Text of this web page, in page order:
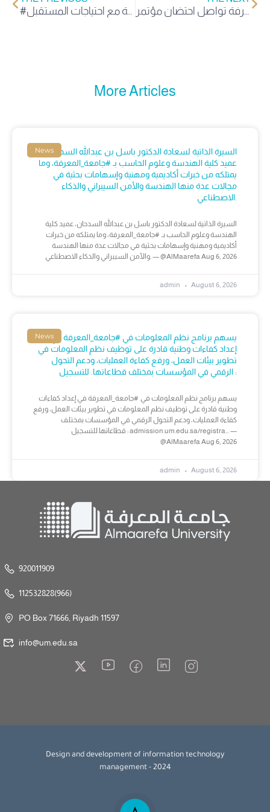
#جامعة_المعرفة تشارك في #المعرض_الدولي_للتعليم, ضمن رؤية استراتيجية تسعى لبناء نموذج تعليمي حديث، يرتكز على جودة المخرجات، وتكامل البرامج الأكاديمية والبحثية مع احتياجات المستقبل. #EDGEX لليوم الرابع على التوالي.. جامعة المعرفة تواصل احتضان مؤتمر SIOP Asia 2025 تأكيدًا لدورها في خدمة المجتمع وتحسين حياة الأطفال المصابين بالسرطان
More Articles
Newsالسيرة الذاتية لسعادة الدكتور باسل بن عبدالله السدحان،
عميد كلية الهندسة وعلوم الحاسب بـ #جامعة_المعرفة، وما
يمتلكه من خبرات أكاديمية ومهنية وإسهامات بحثية في
مجالات عدة منها الهندسة والأمن السيبراني والذكاء
الاصطناعي.
السيرة الذاتية لسعادة الدكتور باسل بن عبدالله السدحان، عميد كلية
الهندسة وعلوم الحاسب بـ #جامعة_المعرفة، وما يمتلكه من خبرات
أكاديمية ومهنية وإسهامات بحثية في مجالات عدة منها الهندسة
والأمن السيبراني والذكاء الاصطناعي. — @AlMaarefa Aug 6, 2026
admin August 6, 2026
Newsيسهم برنامج نظم المعلومات في #جامعة_المعرفة في
إعداد كفاءات وطنية قادرة على توظيف نظم المعلومات في
تطوير بيئات العمل، ورفع كفاءة العمليات، ودعم التحول
الرقمي في المؤسسات بمختلف قطاعاتها. للتسجيل :
يسهم برنامج نظم المعلومات في #جامعة_المعرفة في إعداد كفاءات
وطنية قادرة على توظيف نظم المعلومات في تطوير بيئات العمل، ورفع
كفاءة العمليات، ودعم التحول الرقمي في المؤسسات بمختلف
قطاعاتها.للتسجيل : admission.um.edu.sa/registra… —
@AlMaarefa Aug 6, 2026
admin August 6, 2026
920011909
112532828(966)
PO Box 71666, Riyadh 11597
info@um.edu.sa
Design and development of information technology
management - 2024